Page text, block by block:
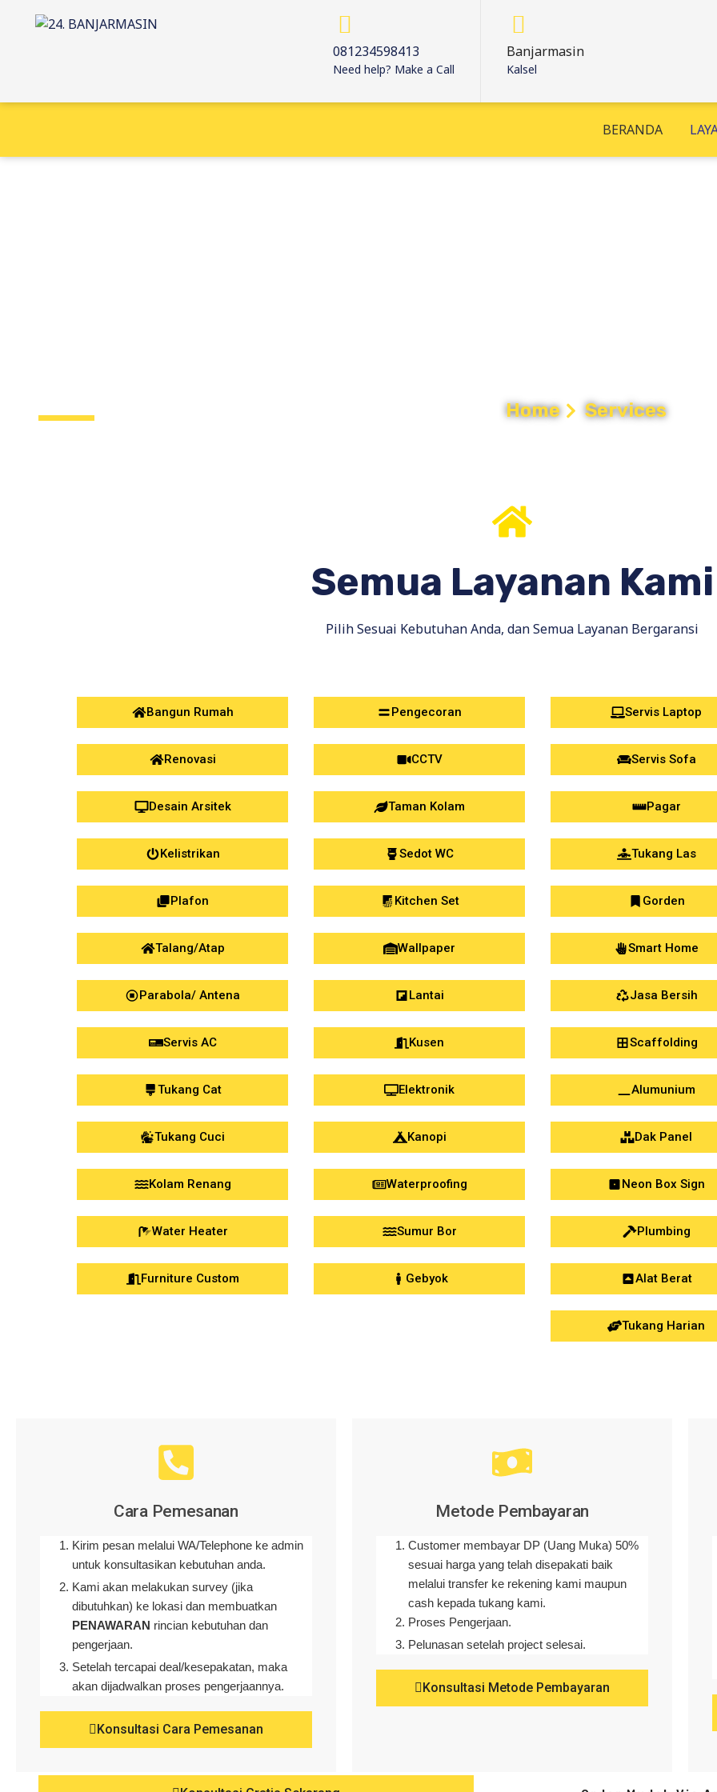
081234598413
Need help? Make a Call
Banjarmasin
Kalsel
BERANDA
Home Services
Semua Layanan Kami
Pilih Sesuai Kebutuhan Anda, dan Semua Layanan Bergaransi
Bangun Rumah
Renovasi
Desain Arsitek
Kelistrikan
Plafon
Talang/Atap
Parabola/ Antena
Servis AC
Tukang Cat
Tukang Cuci
Kolam Renang
Water Heater
Furniture Custom
Pengecoran
CCTV
Taman Kolam
Sedot WC
Kitchen Set
Wallpaper
Lantai
Kusen
Elektronik
Kanopi
Waterproofing
Sumur Bor
Gebyok
Servis Laptop
Servis Sofa
Pagar
Tukang Las
Gorden
Smart Home
Jasa Bersih
Scaffolding
Alumunium
Dak Panel
Neon Box Sign
Plumbing
Alat Berat
Tukang Harian
Cara Pemesanan
Kirim pesan melalui WA/Telephone ke admin
untuk konsultasikan kebutuhan anda.
Kami akan melakukan survey (jika
dibutuhkan) ke lokasi dan membuatkan
PENAWARAN rincian kebutuhan dan
pengerjaan.
Setelah tercapai deal/kesepakatan, maka
akan dijadwalkan proses pengerjaannya.
Konsultasi Cara Pemesanan
Metode Pembayaran
Customer membayar DP (Uang Muka) 50%
sesuai harga yang telah disepakati baik
melalui transfer ke rekening kami maupun
cash kepada tukang kami.
Proses Pengerjaan.
Pelunasan setelah project selesai.
Konsultasi Metode Pembayaran